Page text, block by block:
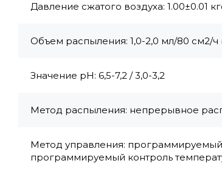
Давление сжатого воздуха: 1.00±0.01
Объем распыления: 1,0-2,0 мл/80 см2/ч
Значение pH: 6,5-7,2 / 3,0-3,2
Метод распыления: непрерывное
Метод управления:
программируемый контроль